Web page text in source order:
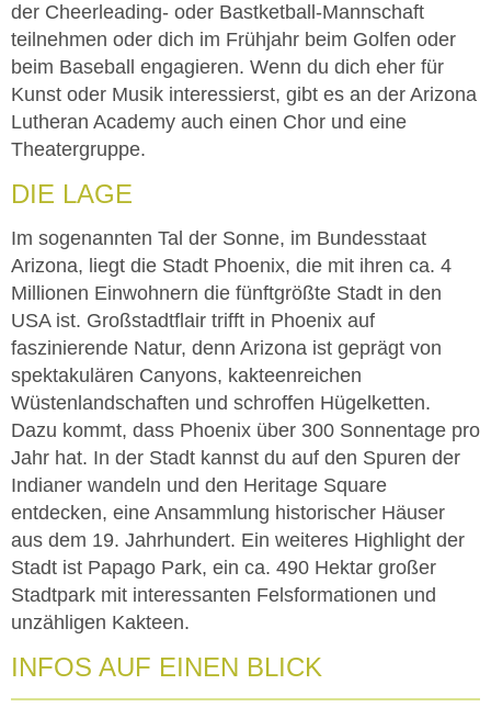
der Cheerleading- oder Bastketball-Mannschaft
teilnehmen oder dich im Frühjahr beim Golfen oder
beim Baseball engagieren. Wenn du dich eher für
Kunst oder Musik interessierst, gibt es an der Arizona
Lutheran Academy auch einen Chor und eine
Theatergruppe.
DIE LAGE
Im sogenannten Tal der Sonne, im Bundesstaat
Arizona, liegt die Stadt Phoenix, die mit ihren ca. 4
Millionen Einwohnern die fünftgrößte Stadt in den
USA ist. Großstadtflair trifft in Phoenix auf
faszinierende Natur, denn Arizona ist geprägt von
spektakulären Canyons, kakteenreichen
Wüstenlandschaften und schroffen Hügelketten.
Dazu kommt, dass Phoenix über 300 Sonnentage pro
Jahr hat. In der Stadt kannst du auf den Spuren der
Indianer wandeln und den Heritage Square
entdecken, eine Ansammlung historischer Häuser
aus dem 19. Jahrhundert. Ein weiteres Highlight der
Stadt ist Papago Park, ein ca. 490 Hektar großer
Stadtpark mit interessanten Felsformationen und
unzähligen Kakteen.
INFOS AUF EINEN BLICK